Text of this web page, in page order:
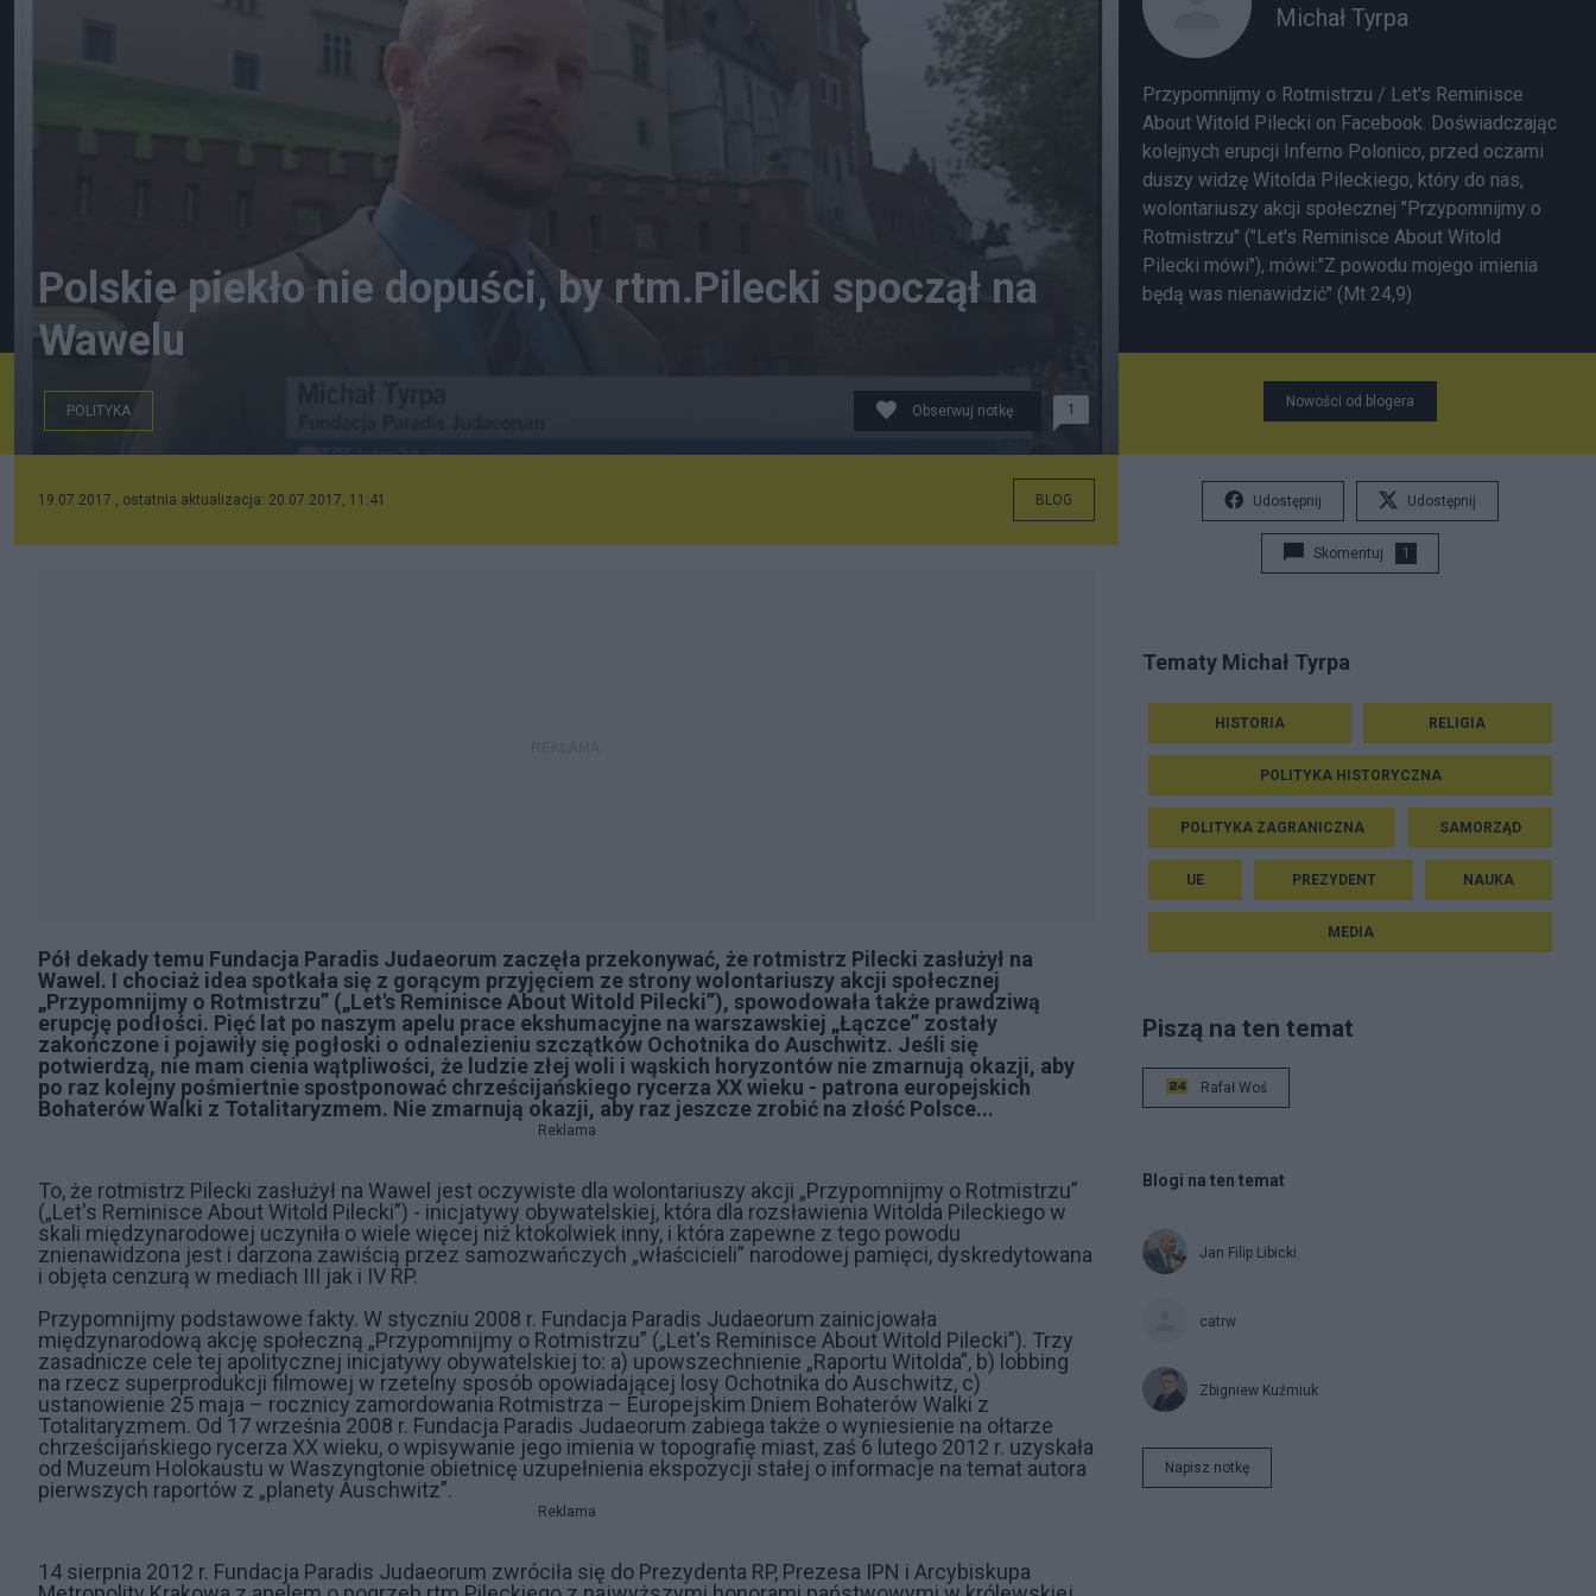
Polskie piekło nie dopuści, by rtm.Pilecki spoczął na
Wawelu
POLITYKA Obserwuj notkę 1
19.07.2017 , ostatnia aktualizacja: 20.07.2017, 11:41 BLOG
Pół dekady temu Fundacja Paradis Judaeorum zaczęła przekonywać, że rotmistrz Pilecki zasłużył na
Wawel. I chociaż idea spotkała się z gorącym przyjęciem ze strony wolontariuszy akcji społecznej
„Przypomnijmy o Rotmistrzu” („Let's Reminisce About Witold Pilecki”), spowodowała także prawdziwą
erupcję podłości. Pięć lat po naszym apelu prace ekshumacyjne na warszawskiej „Łączce” zostały
zakończone i pojawiły się pogłoski o odnalezieniu szczątków Ochotnika do Auschwitz. Jeśli się
potwierdzą, nie mam cienia wątpliwości, że ludzie złej woli i wąskich horyzontów nie zmarnują okazji, aby
po raz kolejny pośmiertnie spostponować chrześcijańskiego rycerza XX wieku - patrona europejskich
Bohaterów Walki z Totalitaryzmem. Nie zmarnują okazji, aby raz jeszcze zrobić na złość Polsce...
Reklama
To, że rotmistrz Pilecki zasłużył na Wawel jest oczywiste dla wolontariuszy akcji „Przypomnijmy o Rotmistrzu”
(„Let's Reminisce About Witold Pilecki”) - inicjatywy obywatelskiej, która dla rozsławienia Witolda Pileckiego w
skali międzynarodowej uczyniła o wiele więcej niż ktokolwiek inny, i która zapewne z tego powodu
znienawidzona jest i darzona zawiścią przez samozwańczych „właścicieli” narodowej pamięci, dyskredytowana
i objęta cenzurą w mediach III jak i IV RP.
Przypomnijmy podstawowe fakty. W styczniu 2008 r. Fundacja Paradis Judaeorum zainicjowała
międzynarodową akcję społeczną „Przypomnijmy o Rotmistrzu” („Let's Reminisce About Witold Pilecki”). Trzy
zasadnicze cele tej apolitycznej inicjatywy obywatelskiej to: a) upowszechnienie „Raportu Witolda”, b) lobbing
na rzecz superprodukcji filmowej w rzetelny sposób opowiadającej losy Ochotnika do Auschwitz, c)
ustanowienie 25 maja – rocznicy zamordowania Rotmistrza – Europejskim Dniem Bohaterów Walki z
Totalitaryzmem. Od 17 września 2008 r. Fundacja Paradis Judaeorum zabiega także o wyniesienie na ołtarze
chrześcijańskiego rycerza XX wieku, o wpisywanie jego imienia w topografię miast, zaś 6 lutego 2012 r. uzyskała
od Muzeum Holokaustu w Waszyngtonie obietnicę uzupełnienia ekspozycji stałej o informacje na temat autora
pierwszych raportów z „planety Auschwitz”.
Reklama
14 sierpnia 2012 r. Fundacja Paradis Judaeorum zwróciła się do Prezydenta RP, Prezesa IPN i Arcybiskupa
Michał Tyrpa
Przypomnijmy o Rotmistrzu / Let's Reminisce
About Witold Pilecki on Facebook. Doświadczając
kolejnych erupcji Inferno Polonico, przed oczami
duszy widzę Witolda Pileckiego, który do nas,
wolontariuszy akcji społecznej "Przypomnijmy o
Rotmistrzu" ("Let's Reminisce About Witold
Pilecki mówi"), mówi:"Z powodu mojego imienia
będą was nienawidzić" (Mt 24,9)
Nowości od blogera
Udostępnij Udostępnij
Skomentuj 1
Tematy Michał Tyrpa
HISTORIA RELIGIA
POLITYKA HISTORYCZNA
POLITYKA ZAGRANICZNA SAMORZĄD
UE PREZYDENT NAUKA
MEDIA
Piszą na ten temat
Rafał Woś
Blogi na ten temat
Jan Filip Libicki
catrw
Zbigniew Kuźmiuk
Napisz notkę